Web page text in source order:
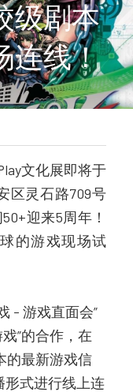
级剧本
连线！
文化展即将于
区灵石路709号
迎来5周年！
的游戏现场试
- 游戏直⾯会”
”的合作，在
的最新游戏信
形式进行线上连